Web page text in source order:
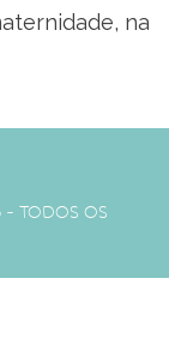
na
- Todos os